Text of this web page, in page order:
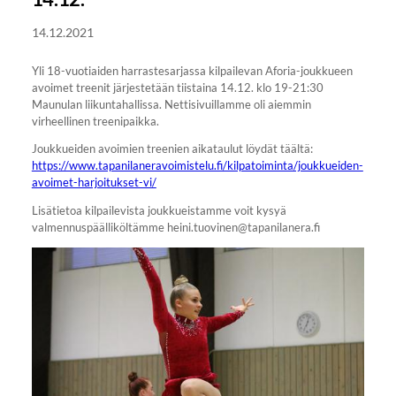
14.12.2021
Yli 18-vuotiaiden harrastesarjassa kilpailevan Aforia-joukkueen
avoimet treenit järjestetään tiistaina 14.12. klo 19-21:30
Maunulan liikuntahallissa. Nettisivuillamme oli aiemmin
virheellinen treenipaikka.
Joukkueiden avoimien treenien aikataulut löydät täältä:
https://www.tapanilaneravoimistelu.fi/kilpatoiminta/joukkueiden-
avoimet-harjoitukset-vi/
Lisätietoa kilpailevista joukkueistamme voit kysyä
valmennuspäälliköltämme heini.tuovinen@tapanilanera.fi